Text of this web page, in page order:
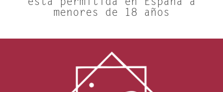
está permitida en España a
menores de 18 años